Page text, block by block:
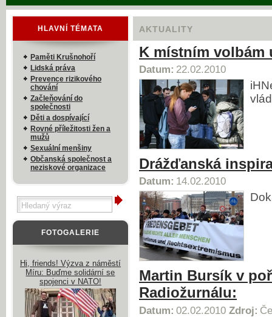
AKTUALITY
K místním volbám
Datum: 22.02.2010
Drážďanská
Datum: 14.02.2010
Martin Bursík v
Radiožurnálu:
Datum: 02.02.2010 Zdroj:
HLAVNÍ TÉMATA
Paměti Krušnohoří
Lidská práva
Prevence rizikového
chování
Začleňování do
společnosti
Děti a dospívající
Rovné příležitosti žen a
mužů
Sexuální menšiny
Občanská společnost a
neziskové organizace
FOTOGALERIE
Hi, friends! Výzva z náměstí
Míru: Buďme solidární se
spojenci v NATO!